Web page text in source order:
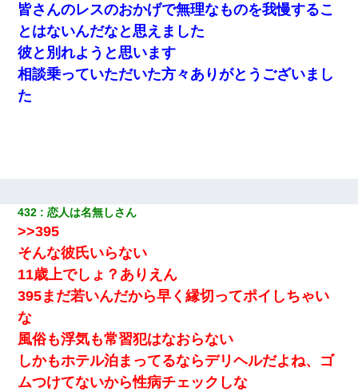
皆さんのレスのおかげで無理なものを我慢するこ
とはないんだなと思えました
彼と別れようと思います
相談乗っていただいた方々ありがとうございまし
た
432 恋人は名無しさん
>>395
そんな彼氏いらない
11歳上でしょ？ありえん
395まだ若いんだから早く縁切ってポイしちゃい
な
風俗も浮気も常習犯はなおらない
しかもホテル泊まってるならデリヘルだよね、ゴ
ムつけてないから性病チェックしな